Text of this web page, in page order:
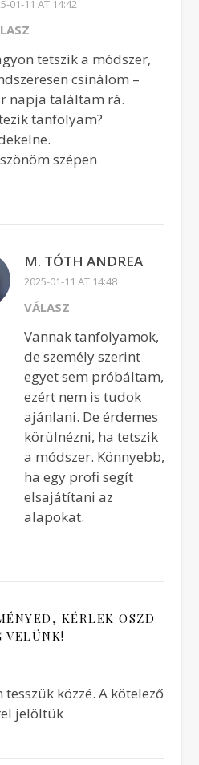
01-11 AT 14:42
tetszik a módszer,
csinálom –
napja találtam rá.
tanfolyam?
szépen
M. TÓTH ANDREA
2025-01-11 AT 14:48
VÁLASZ
Vannak tanfolyamok,
de személy szerint
egyet sem próbáltam,
ezért nem is tudok
ajánlani. De érdemes
körülnézni, ha tetszik
a módszer. Könnyebb,
ha egy profi segít
elsajátítani az
alapokat.
KÉRLEK OSZD
VELÜNK!
közzé. A kötelező
jelöltük